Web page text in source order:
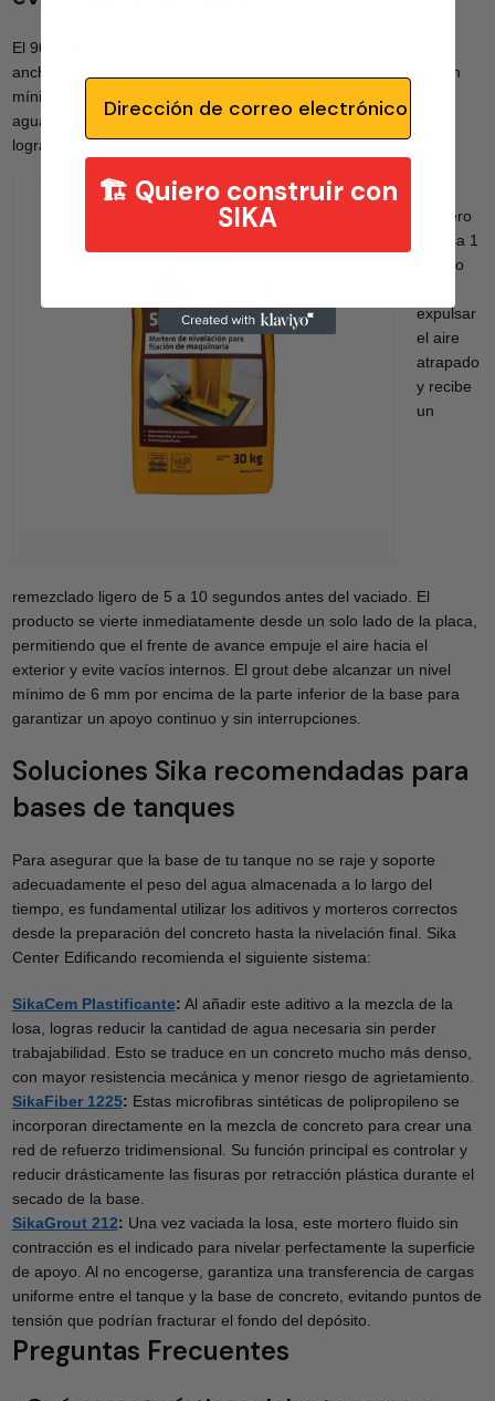
El 90% del agua de mezcla se vierte en un recipiente de boca
ancha. El Sikagrout‑212 se añade gradualmente y se mezcla un
mínimo de 3 minutos con mezclador de bajas revoluciones. El
agua restante se incorpora para ajustar la consistencia hasta
lograr una mezcla homogénea y sin grumos.
mortero
reposa 1
minuto
expulsar
el aire
atrapado
y recibe
un
remezclado ligero de 5 a 10 segundos antes del vaciado. El
producto se vierte inmediatamente desde un solo lado de la placa,
permitiendo que el frente de avance empuje el aire hacia el
exterior y evite vacíos internos. El grout debe alcanzar un nivel
mínimo de 6 mm por encima de la parte inferior de la base para
garantizar un apoyo continuo y sin interrupciones.
Soluciones Sika recomendadas para
bases de tanques
Para asegurar que la base de tu tanque no se raje y soporte
adecuadamente el peso del agua almacenada a lo largo del
tiempo, es fundamental utilizar los aditivos y morteros correctos
desde la preparación del concreto hasta la nivelación final. Sika
Center Edificando recomienda el siguiente sistema:
SikaCem Plastificante: Al añadir este aditivo a la mezcla de la
losa, logras reducir la cantidad de agua necesaria sin perder
trabajabilidad. Esto se traduce en un concreto mucho más denso,
con mayor resistencia mecánica y menor riesgo de agrietamiento.
SikaFiber 1225: Estas microfibras sintéticas de polipropileno se
incorporan directamente en la mezcla de concreto para crear una
red de refuerzo tridimensional. Su función principal es controlar y
reducir drásticamente las fisuras por retracción plástica durante el
secado de la base.
SikaGrout 212: Una vez vaciada la losa, este mortero fluido sin
contracción es el indicado para nivelar perfectamente la superficie
de apoyo. Al no encogerse, garantiza una transferencia de cargas
uniforme entre el tanque y la base de concreto, evitando puntos de
tensión que podrían fracturar el fondo del depósito.
Preguntas Frecuentes
Email
🏗️ Quiero construir con
SIKA